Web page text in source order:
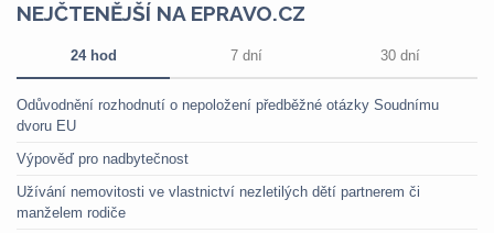
NEJČTENĚJŠÍ NA EPRAVO.CZ
24 hod 7 dní 30 dní
Odůvodnění rozhodnutí o nepoložení předběžné otázky Soudnímu
dvoru EU
Výpověď pro nadbytečnost
Užívání nemovitosti ve vlastnictví nezletilých dětí partnerem či
manželem rodiče